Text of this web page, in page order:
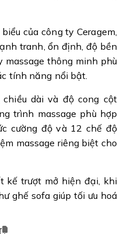
của công ty Ceragem,
tranh, ổn định, độ bền
massage thông minh phù
tính năng nổi bật.
dài và độ cong cột
trình massage phù hợp
cường độ và 12 chế độ
massage riêng biệt cho
kế trượt mở hiện đại, khi
ghế sofa giúp tối ưu hoá